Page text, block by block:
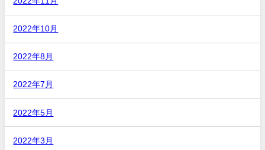
2022年10月
2022年8月
2022年7月
2022年5月
2022年3月